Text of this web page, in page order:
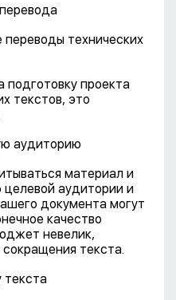
переводы технических
подготовку проекта
текстов, это
аудиторию
материал и
аудитории и
документа могут
качество
невелик,
текста.
текста